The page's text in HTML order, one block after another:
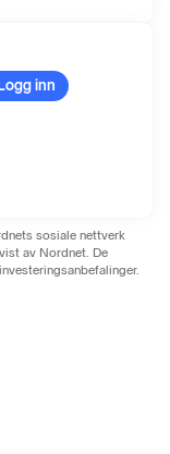
Logg inn
sosiale nettverk
av Nordnet. De